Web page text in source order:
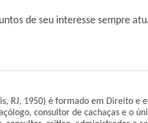
de seu interesse sempre
RJ, 1950) é formado em Direito e
consultor de cachaças e o